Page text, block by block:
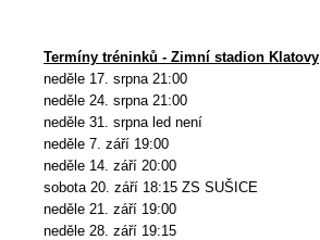
Termíny tréninků - Zimní stadion Klatovy
neděle 17. srpna 21:00
neděle 24. srpna 21:00
neděle 31. srpna led není
neděle 7. září 19:00
neděle 14. září 20:00
sobota 20. září 18:15 ZS SUŠICE
neděle 21. září 19:00
neděle 28. září 19:15